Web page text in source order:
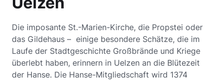
Die imposante St.-Marien-Kirche, die Propstei oder
das Gildehaus – einige besondere Schätze, die im
Laufe der Stadtgeschichte Großbrände und Kriege
überlebt haben, erinnern in Uelzen an die Blütezeit
der Hanse. Die Hanse-Mitgliedschaft wird 1374